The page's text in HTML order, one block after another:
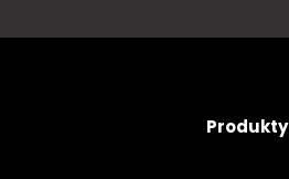
ARCHITEKTURA
Produkty